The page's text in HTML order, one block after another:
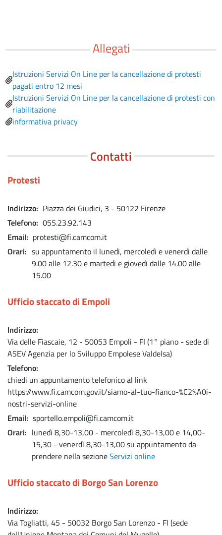
Allegati
File
Istruzioni Servizi On Line per la cancellazione di protesti
pagati entro 12 mesi
File
Istruzioni Servizi On Line per la cancellazione di protesti con
riabilitazione
informativa privacy
Contatti
Protesti
Indirizzo Piazza dei Giudici, 3 - 50122 Firenze
Telefono 055.23.92.143
Email
protesti@fi.camcom.it
Orari
su appuntamento il lunedì, mercoledì e venerdì dalle
9.00 alle 12.30 e martedì e giovedì dalle 14.00 alle
15.00
Ufficio staccato di Empoli
Indirizzo
Via delle Fiascaie, 12 - 50053 Empoli - FI (1° piano - sede di
ASEV Agenzia per lo Sviluppo Empolese Valdelsa)
Telefono
chiedi un appuntamento telefonico al link
https://www.fi.camcom.gov.it/siamo-al-tuo-fianco-%C2%A0i-
nostri-servizi-online
Email sportello.empoli@fi.camcom.it
Orari
lunedì 8,30-13,00 - mercoledì 8,30-13,00 e 14,00-
15,30 - venerdì 8,30-13,00 su appuntamento da
prendere nella sezioneServizi online
Ufficio staccato di Borgo San Lorenzo
Indirizzo
Via Togliatti, 45 - 50032 Borgo San Lorenzo - FI (sede